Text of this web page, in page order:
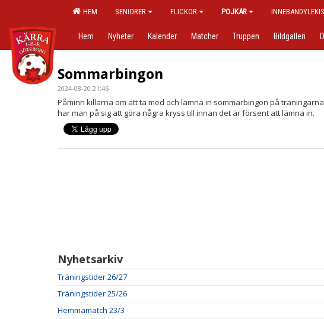
HEM SENIORER FLICKOR POJKAR INNEBANDYLEKIS
Hem Nyheter Kalender Matcher Truppen Bildgalleri
Sommarbingon
2024-08-20 21:46
Påminn killarna om att ta med och lämna in sommarbingon på
har man på sig att göra några kryss till innan det är försent att lämna in.
Nyhetsarkiv
Träningstider 26/27
Träningstider 25/26
Hemmamatch 23/3